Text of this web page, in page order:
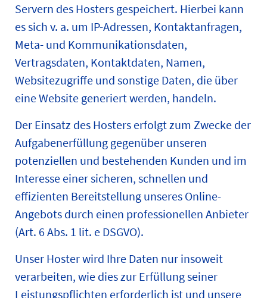
Servern des Hosters gespeichert. Hierbei kann
es sich v. a. um IP-Adressen, Kontaktanfragen,
Meta- und Kommunikationsdaten,
Vertragsdaten, Kontaktdaten, Namen,
Websitezugriffe und sonstige Daten, die über
eine Website generiert werden, handeln.
Der Einsatz des Hosters erfolgt zum Zwecke der
Aufgabenerfüllung gegenüber unseren
potenziellen und bestehenden Kunden und im
Interesse einer sicheren, schnellen und
effizienten Bereitstellung unseres Online-
Angebots durch einen professionellen Anbieter
(Art. 6 Abs. 1 lit. e DSGVO).
Unser Hoster wird Ihre Daten nur insoweit
verarbeiten, wie dies zur Erfüllung seiner
Leistungspflichten erforderlich ist und unsere